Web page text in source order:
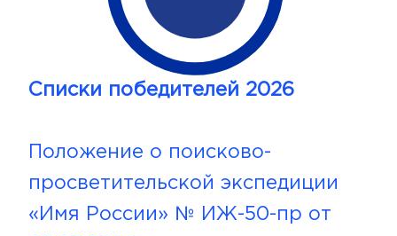
Списки победителей 2026
Положение о поисково-
просветительской экспедиции
«Имя России» № ИЖ-50-пр от